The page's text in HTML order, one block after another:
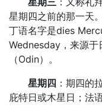
星期四之前的那一天
丁语名字是dies
Wednesday，来源于
（Odin）。
星期四 ：期四的
庇特日或木星日；法